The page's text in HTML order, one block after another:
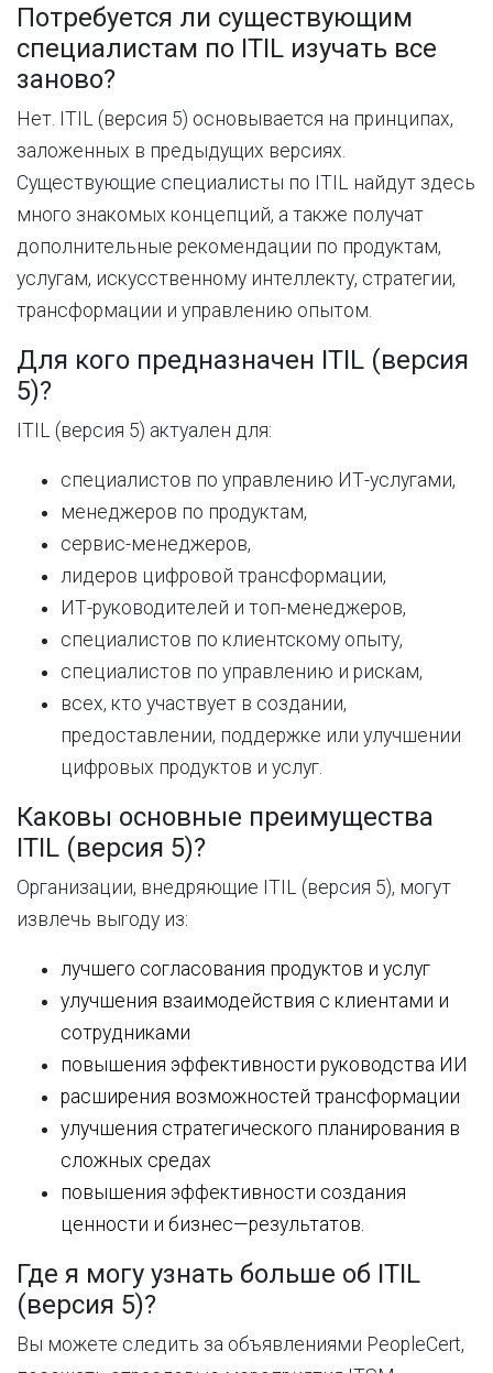
Потребуется ли существующим
специалистам по ITIL изучать все
заново?
Нет. ITIL (версия 5) основывается на принципах,
заложенных в предыдущих версиях.
Существующие специалисты по ITIL найдут здесь
много знакомых концепций, а также получат
дополнительные рекомендации по продуктам,
услугам, искусственному интеллекту, стратегии,
трансформации и управлению опытом.
Для кого предназначен ITIL (версия
5)?
ITIL (версия 5) актуален для:
специалистов по управлению ИТ-услугами,
менеджеров по продуктам,
сервис-менеджеров,
лидеров цифровой трансформации,
ИТ-руководителей и топ-менеджеров,
специалистов по клиентскому опыту,
специалистов по управлению и рискам,
всех, кто участвует в создании,
предоставлении, поддержке или улучшении
цифровых продуктов и услуг.
Каковы основные преимущества
ITIL (версия 5)?
Организации, внедряющие ITIL (версия 5), могут
извлечь выгоду из:
лучшего согласования продуктов и услуг
улучшения взаимодействия с клиентами и
сотрудниками
повышения эффективности руководства ИИ
расширения возможностей трансформации
улучшения стратегического планирования в
сложных средах
повышения эффективности создания
ценности и бизнес—результатов
Где я могу узнать больше об ITIL
(версия 5)?
Вы можете следить за объявлениями PeopleCert,